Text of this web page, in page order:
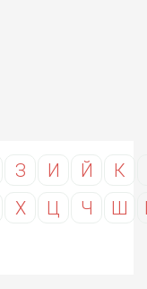
З И Й К
Х Ц Ч Ш